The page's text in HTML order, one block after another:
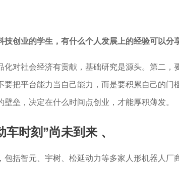
创业的学生，有什么个人发展上的经验可以分
对社会经济有贡献，基础研究是源头。第二
把平台能力当自己能力，而是要积累自己的
垒，决定在什么时间点创业，才能厚积薄发。
车时刻”尚未到来 、
括智元、宇树、松延动力等多家人形机器人